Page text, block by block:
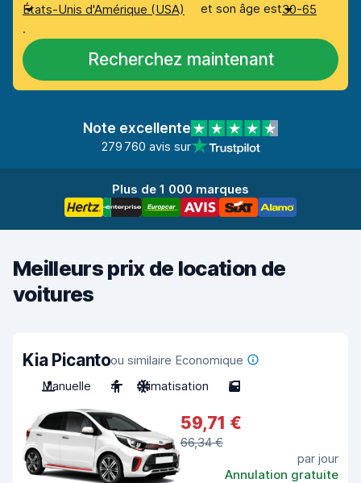
États-Unis d'Amérique (USA)
et son âge est30-65
.
Recherchez maintenant
Note excellente
279 760 avis sur
Plus de 1 000 marques
Meilleurs prix de location de
voitures
Kia Picantoou similaire Economique
Manuelle
4 Climatisation 5
59,71 €
66,34 €
par jour
Annulation gratuite